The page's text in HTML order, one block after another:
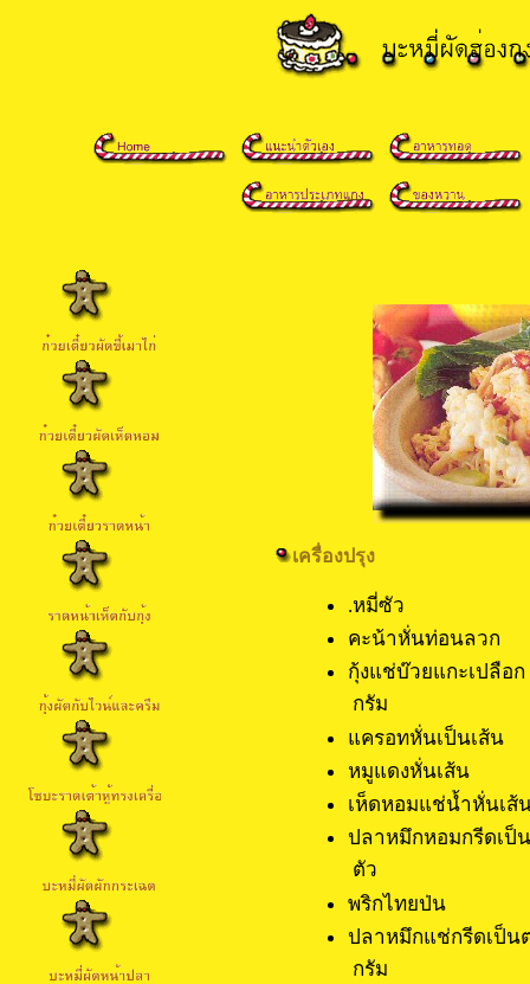
เครื่องปรุง
.หมี่ซัว
คะน้าหั่นท่อ
กุ้งแช่บ๊วยแก
กรัม
แครอทหั่น
หมูแดง
เห็ดหอมแช่น้
ปลาหมึกหอมกรีดเ
ตัว
พริกไทย
ปลาหมึกแช่กรีดเป็น
กรัม